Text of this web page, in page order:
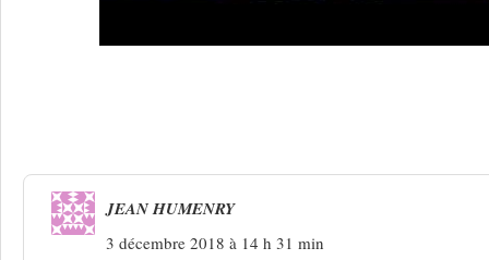
JEAN HUMENRY
3 décembre 2018 à 14 h 31 min